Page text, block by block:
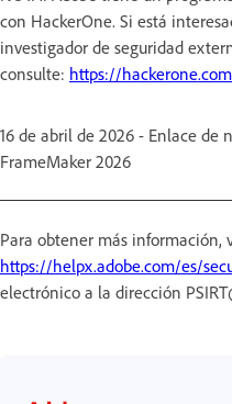
con HackerOne. Si está
investigador de seguridad
consulte: https://
16 de abril de 2026 - Enlace de
FrameMaker 2026
Para obtener más información,
https://helpx.adobe.com/es/
electrónico a la dirección